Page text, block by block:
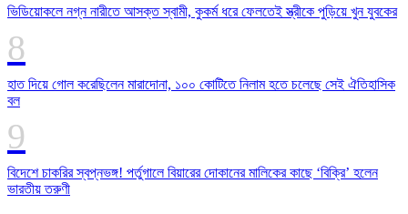
ভিডিয়োকলে নগ্ন নারীতে আসক্ত স্বামী, কুকর্ম ধরে ফেলতেই স্ত্রীকে পুড়িয়ে খুন যুবকের
হাত দিয়ে গোল করেছিলেন মারাদোনা, ১০০ কোটিতে নিলাম হতে চলেছে সেই ঐতিহাসিক
বল
বিদেশে চাকরির স্বপ্নভঙ্গ! পর্তুগালে বিয়ারের দোকানের মালিকের কাছে ‘বিক্রি’ হলেন
ভারতীয় তরুণী